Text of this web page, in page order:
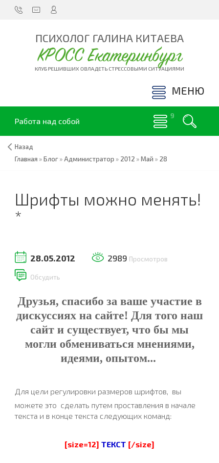
ПСИХОЛОГ ГАЛИНА КИТАЕВА
КРОСС Екатеринбург
КЛУБ РЕШИВШИХ ОВЛАДЕТЬ СТРЕССОВЫМИ СИТУАЦИЯМИ
МЕНЮ
Работа над собой
Назад
Главная »Блог»Администратор » 2012 »Май » 28
Шрифты можно менять!
*
28.05.2012 2989 Просмотров
Обсудить
Друзья, спасибо за ваше участие в
дискуссиях на сайте! Для того наш
сайт и существует, что бы мы
могли обмениваться мнениями,
идеями, опытом...
Для цели регулировки размеров шрифтов, вы
можете это сделать путем проставления в начале
текста и в конце текста следующих команд:
[size=12] ТЕКСТ [/size]